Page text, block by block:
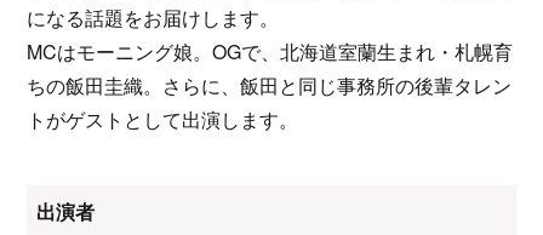
になる話題をお届けします。
MCはモーニング娘。OGで、北海道室蘭生まれ・札幌育
ちの飯田圭織。さらに、飯田と同じ事務所の後輩タレン
トがゲストとして出演します。
出演者